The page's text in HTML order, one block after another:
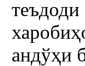
андўҳи